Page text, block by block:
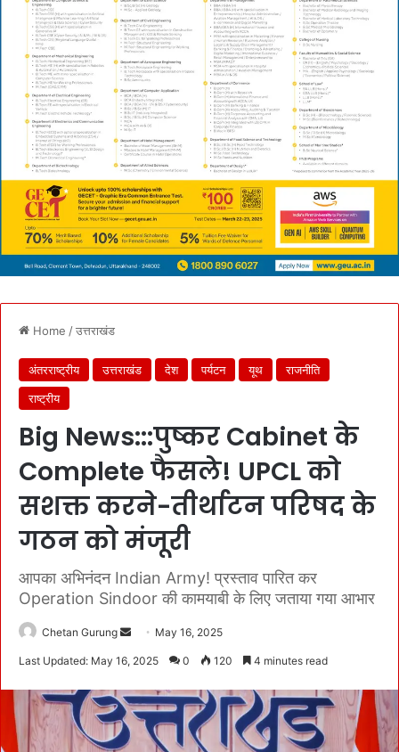
Home /उत्तराखंड
अंतरराष्ट्रीय उत्तराखंड देश पर्यटन यूथ
राजनीति
राष्ट्रीय
Big News:::पुष्कर Cabinet के
Complete फैसले! UPCL को
सशक्त करने-तीर्थाटन परिषद के
गठन को मंजूरी
आपका अभिनंदन Indian Army! प्रस्ताव पारित कर
Operation Sindoor की कामयाबी के लिए जताया गया आभार
Chetan Gurung
d
a
May 16, 2025
Last Updated: May 16, 2025 0 120 4 minutes read